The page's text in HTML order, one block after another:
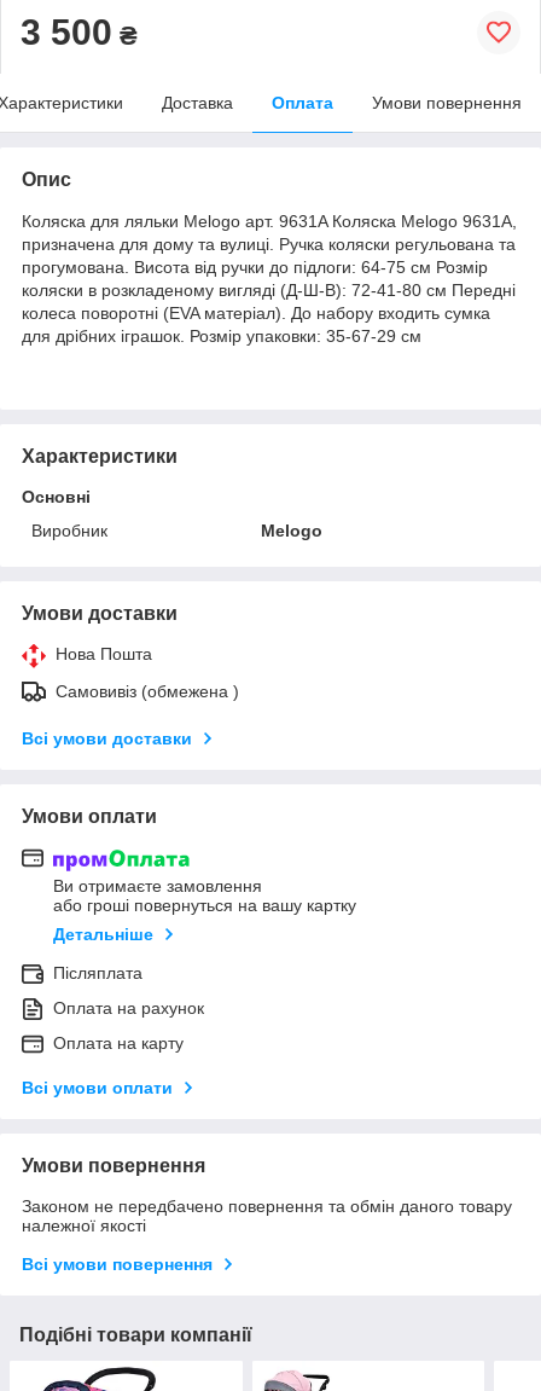
3 500 ₴
Доставка Оплата Умови повернення
Опис
Коляска для ляльки Melogo арт. 9631A Коляска Melogo 9631А,
призначена для дому та вулиці. Ручка коляски регульована та
прогумована. Висота від ручки до підлоги: 64-75 см Розмір
коляски в розкладеному вигляді (Д-Ш-В): 72-41-80 см Передні
колеса поворотні (EVA матеріал). До набору входить сумка
для дрібних іграшок. Розмір упаковки: 35-67-29 см
Характеристики
Основні
Виробник
Melogo
Умови доставки
Нова Пошта
Самовивіз (обмежена )
Всі умови доставки
Умови оплати
Ви отримаєте замовлення
або гроші повернуться на вашу картку
Детальніше
Післяплата
Оплата на рахунок
Оплата на карту
Всі умови оплати
Умови повернення
Законом не передбачено повернення та обмін даного товару
належної якості
Всі умови повернення
Подібні товари компанії